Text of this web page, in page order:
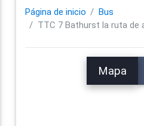
Página de inicio
Bus
TTC 7 Bathurst la ruta de
Mapa